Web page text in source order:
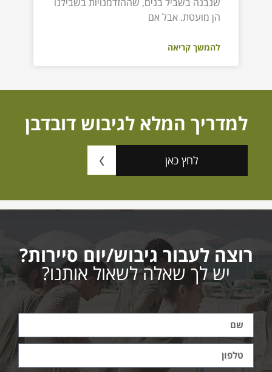
הן מועטת. אבל אם
להמשך קריאה
למדריך המלא לגיבוש דובדבן
לחץ כאן
רוצה לעבור גיבוש/יום סיירות?
יש לך שאלה לשאול אותנו?